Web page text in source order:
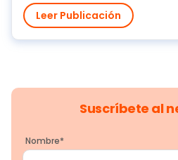
Leer Publicación
Suscríbete al
Nombre*